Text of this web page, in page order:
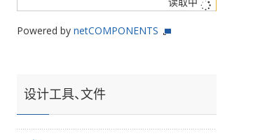
Powered by netCOMPONENTS
设计工具、文件